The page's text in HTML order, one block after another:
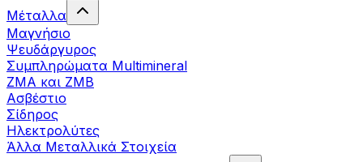
Μέταλλα
Μαγνήσιο
Ψευδάργυρος
Συμπληρώματα Multimineral
ZMA και ZMB
Ασβέστιο
Σίδηρος
Ηλεκτρολύτες
Άλλα Mεταλλικά Στοιχεία